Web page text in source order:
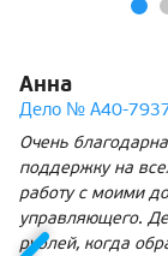
Анна
Дело № А40-
Очень
поддержку на
работу с моими
управляющего.
рублей, когда